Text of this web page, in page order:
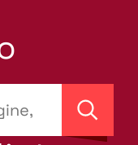
Cerca